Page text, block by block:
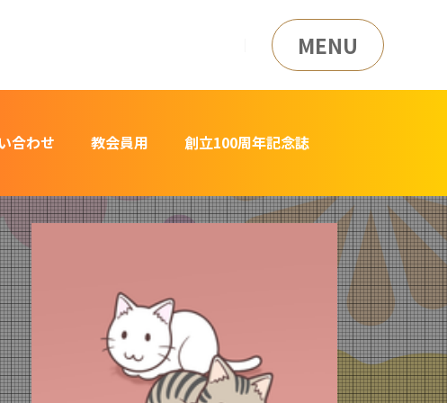
MENU
合わせ 教会員用 創立100周年記念誌